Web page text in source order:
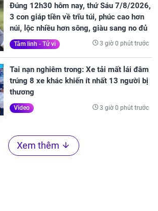
Đúng 12h30 hôm nay, thứ Sáu 7/8/2026,
3 con giáp tiền về trĩu túi, phúc cao hơn
núi, lộc nhiều hơn sông, giàu sang no đủ
Tâm linh - Tử vi 3 giờ 0 phút trước
Tai nạn nghiêm trong: Xe tải mất lái đâm
trúng 8 xe khác khiến ít nhất 13 người bị
thương
Video 3 giờ 0 phút trước
Xem thêm